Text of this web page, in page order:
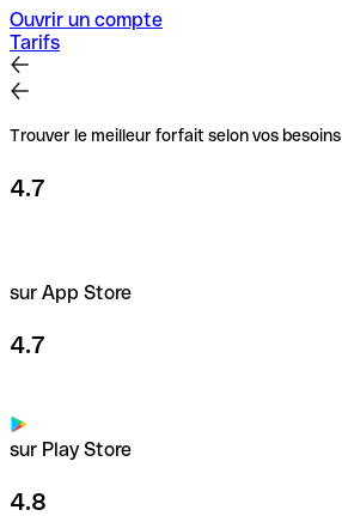
Ouvrir un compte
Tarifs
Trouver le meilleur forfait selon vos besoins
4.7
sur App Store
4.7
sur Play Store
4.8